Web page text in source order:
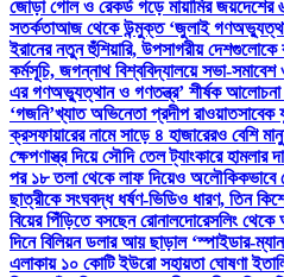
জোড়া গোল ও রেকর্ড গড়ে মায়ামির জয়দেশের
সতর্কতাআজ থেকে উন্মুক্ত ‘জুলাই
ইরানের নতুন হুঁশিয়ারি, উপসাগরীয় দেশগুলোকে
কর্মসূচি, জগন্নাথ বিশ্ববিদ্যালয়ে সভা-সমাবেশ
এর গণঅভ্যুত্থান ও গণতন্ত্র’ শীর্ষক আলোচনা
‘গজনি’খ্যাত অভিনেতা প্রদীপ রাওয়াতসাবেক
ক্রসফায়ারের নামে সাড়ে ৪ হাজারেরও বেশি
ক্ষেপণাস্ত্র দিয়ে সৌদি তেল ট্যাংকারে হামলার
পর ১৮ তলা থেকে লাফ দিয়েও অলৌকিকভাবে
ছাত্রীকে সংঘবদ্ধ ধর্ষণ-ভিডিও ধারণ, তিন
বিয়ের পিঁড়িতে বসছেন রোনালদোরেসলিং থেকে
দিনে বিলিয়ন ডলার আয় ছাড়াল ‘স্পাইডার-
এলাকায় ১০ কোটি ইউরো সহায়তা ঘোষণা